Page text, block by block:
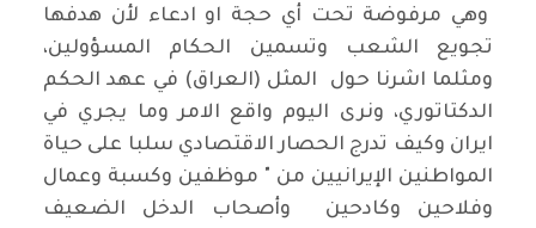
وهي مرفوضة تحت أي حجة او ادعاء لأن هدفها
تجويع الشعب وتسمين الحكام المسؤولين،
ومثلما اشرنا حول المثل (العراق) في عهد الحكم
الدكتاتوري، ونرى اليوم واقع الامر وما يجري في
ايران وكيف تدرج الحصار الاقتصادي سلبا على حياة
المواطنين الإيرانيين من " موظفين وكسبة وعمال
وفلاحين وكادحين وأصحاب الدخل الضعيف